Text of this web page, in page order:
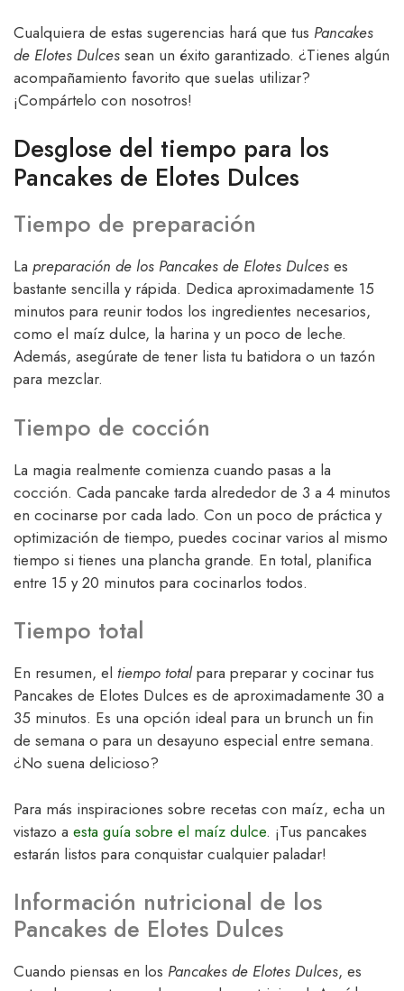
Cualquiera de estas sugerencias hará que tus Pancakes
de Elotes Dulces sean un éxito garantizado. ¿Tienes algún
acompañamiento favorito que suelas utilizar?
¡Compártelo con nosotros!
Desglose del tiempo para los
Pancakes de Elotes Dulces
Tiempo de preparación
La preparación de los Pancakes de Elotes Dulces es
bastante sencilla y rápida. Dedica aproximadamente 15
minutos para reunir todos los ingredientes necesarios,
como el maíz dulce, la harina y un poco de leche.
Además, asegúrate de tener lista tu batidora o un tazón
para mezclar.
Tiempo de cocción
La magia realmente comienza cuando pasas a la
cocción. Cada pancake tarda alrededor de 3 a 4 minutos
en cocinarse por cada lado. Con un poco de práctica y
optimización de tiempo, puedes cocinar varios al mismo
tiempo si tienes una plancha grande. En total, planifica
entre 15 y 20 minutos para cocinarlos todos.
Tiempo total
En resumen, el tiempo totalpara preparar y cocinar tus
Pancakes de Elotes Dulces es de aproximadamente 30 a
35 minutos. Es una opción ideal para un brunch un fin
de semana o para un desayuno especial entre semana.
¿No suena delicioso?
Para más inspiraciones sobre recetas con maíz, echa un
vistazo a esta guía sobre el maíz dulce. ¡Tus pancakes
estarán listos para conquistar cualquier paladar!
Información nutricional de los
Pancakes de Elotes Dulces
Cuando piensas en los Pancakes de Elotes Dulces, es